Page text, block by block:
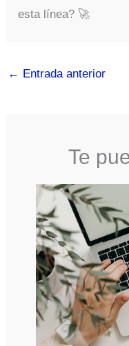
esta línea? 🚀
← Entrada anterior
Te